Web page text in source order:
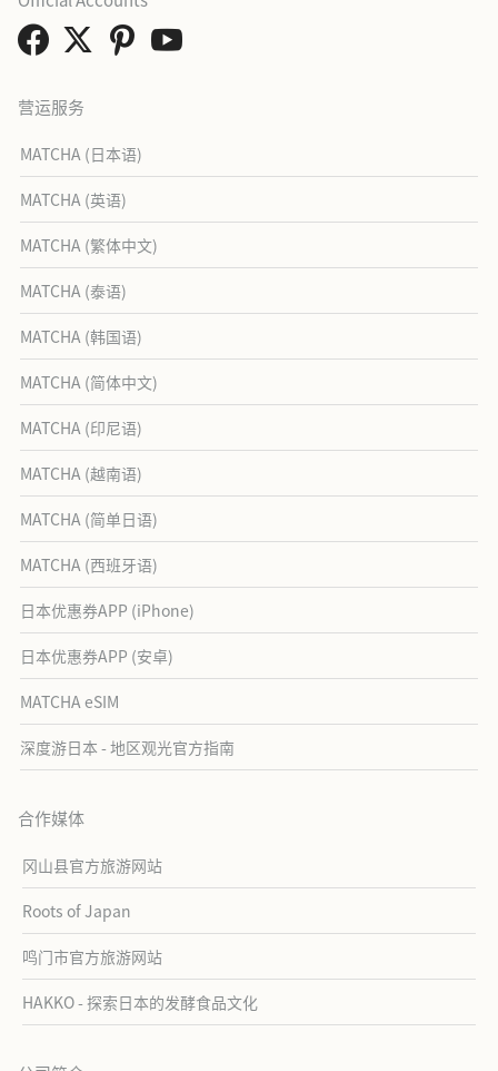
营运服务
MATCHA (日本语)
MATCHA (英语)
MATCHA (繁体中文)
MATCHA (泰语)
MATCHA (韩国语)
MATCHA (简体中文)
MATCHA (印尼语)
MATCHA (越南语)
MATCHA (简单日语)
MATCHA (西班牙语)
日本优惠券APP (iPhone)
日本优惠券APP (安卓)
MATCHA eSIM
深度游日本 - 地区观光官方指南
合作媒体
冈山县官方旅游网站
Roots of Japan
鸣门市官方旅游网站
HAKKO - 探索日本的发酵食品文化